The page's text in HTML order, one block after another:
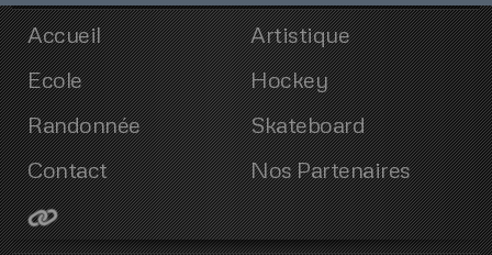
Accueil
Artistique
Ecole
Hockey
Randonnée
Skateboard
Contact
Nos Partenaires